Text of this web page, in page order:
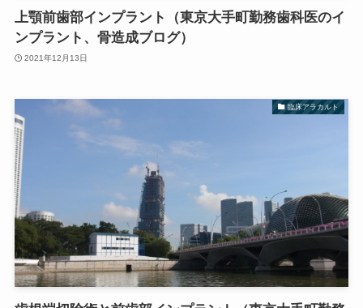
上顎前歯部インプラント（東京大手町勤務歯科医のイ
ンプラント、骨造成ブログ）
2021年12月13日
臨床アラカルト